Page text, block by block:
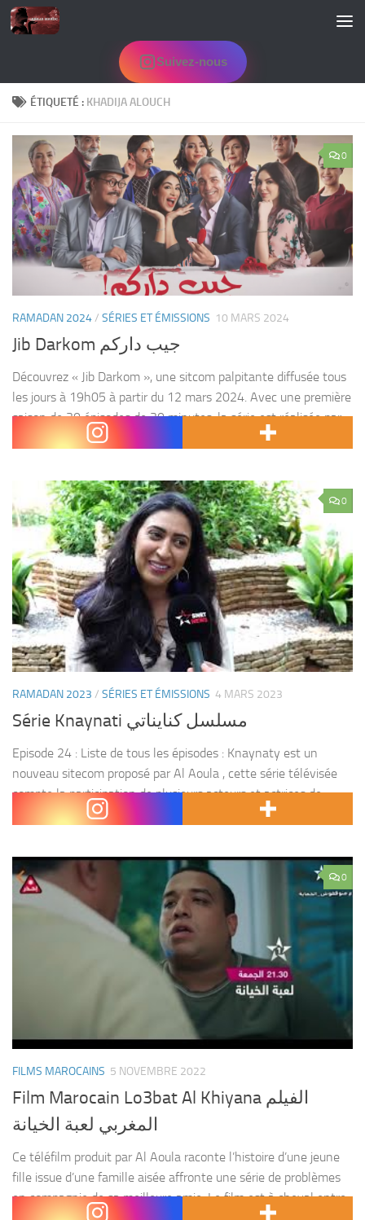
Skip to content
Suivez-nous
ÉTIQUETÉ : KHADIJA ALOUCH
0
RAMADAN 2024/ SÉRIES ET ÉMISSIONS 10 MARS 2024
Jib Darkom جيب داركم
Découvrez « Jib Darkom », une sitcom palpitante diffusée tous
les jours à 19h05 à partir du 12 mars 2024. Avec une première
saison de 30 épisodes de 30 minutes, la série est réalisée par
DISCONNECTED...
0
RAMADAN 2023 / SÉRIES ET ÉMISSIONS 4 MARS 2023
Série Knaynati مسلسل كنايناتي
Episode 24 : Liste de tous les épisodes : Knaynaty est un
nouveau sitecom proposé par Al Aoula , cette série télévisée
compte la participation de plusieurs acteurs et actrices de
renommée notamment :...
0
FILMS MAROCAINS 5 NOVEMBRE 2022
Film Marocain Lo3bat Al Khiyana الفيلم
المغربي لعبة الخيانة
Ce téléfilm produit par Al Aoula raconte l’histoire d’une jeune
fille issue d’une famille aisée affronte une série de problèmes
en compagnie de sa meilleure amie. Le film est à cheval entre